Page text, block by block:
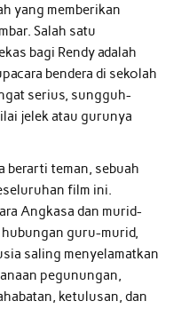
yang memberikan
Salah satu
bagi Rendy adalah
bendera di sekolah
serius, sungguh-
jelek atau gurunya
berarti teman, sebuah
film ini.
Angkasa dan murid-
guru-murid,
saling menyelamatkan
pegunungan,
ketulusan, dan